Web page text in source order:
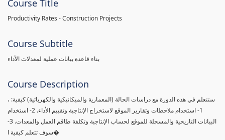
Course Title
Productivity Rates - Construction Projects
Course Subtitle
بناء قاعدة بيانات عملية لمعدلات الأداء
Course Description
، ستتعلم في هذه الدورة مع دراسات الحالة (المعمارية والميكانيكية والكهربائية) كيفية:
1- استخدام ملاحظات وتقارير الموقع لاستخراج الإنتاجية وتقييم الأداء. 2- استخدام
البيانات التاريخية والمسجلة للموقع لحساب الإنتاجية وتكلفة طاقم العمل والمعدات. 3-
سوف تتعلم كيفية ا�